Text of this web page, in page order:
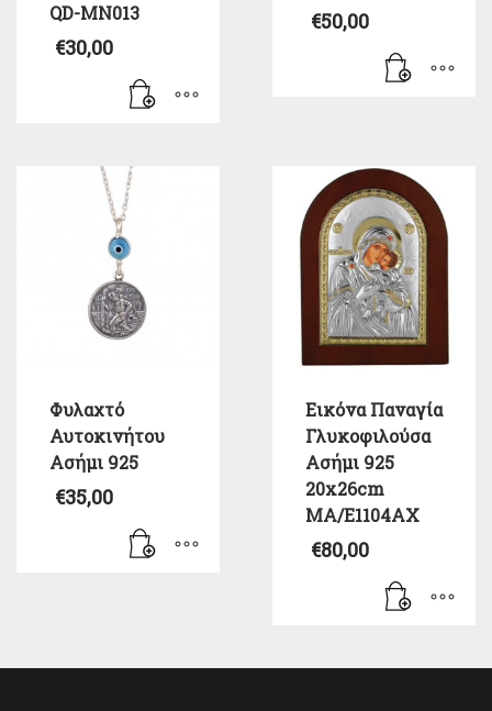
QD-MN013
€30,00
€50,00
Φυλαχτό
Αυτοκινήτου
Ασήμι 925
€35,00
Εικόνα Παναγία
Γλυκοφιλούσα
Ασήμι 925
20x26cm
MA/E1104AX
€80,00